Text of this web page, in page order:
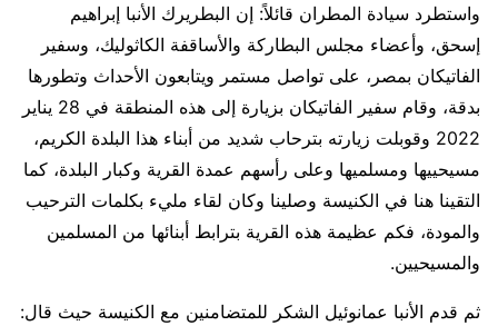
واستطرد سيادة المطران قائلاً: إن البطريرك الأنبا إبراهيم
إسحق، وأعضاء مجلس البطاركة والأساقفة الكاثوليك، وسفير
الفاتيكان بمصر، على تواصل مستمر ويتابعون الأحداث وتطورها
بدقة، وقام سفير الفاتيكان بزيارة إلى هذه المنطقة في 28 يناير
2022 وقوبلت زيارته بترحاب شديد من أبناء هذا البلدة الكريم،
مسيحييها ومسلميها وعلى رأسهم عمدة القرية وكبار البلدة، كما
التقينا هنا في الكنيسة وصلينا وكان لقاء مليء بكلمات الترحيب
والمودة، فكم عظيمة هذه القرية بترابط أبنائها من المسلمين
والمسيحيين.
ثم قدم الأنبا عمانوئيل الشكر للمتضامنين مع الكنيسة حيث قال: